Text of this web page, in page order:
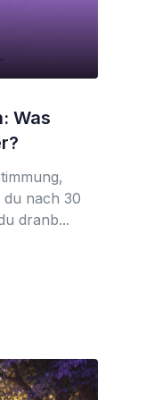
Was
du nach 30
dranb...